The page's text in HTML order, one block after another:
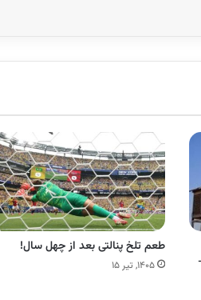
طعم تلخ پنالتی بعد از چهل سال!
۱۴۰۵, تیر ۱۵